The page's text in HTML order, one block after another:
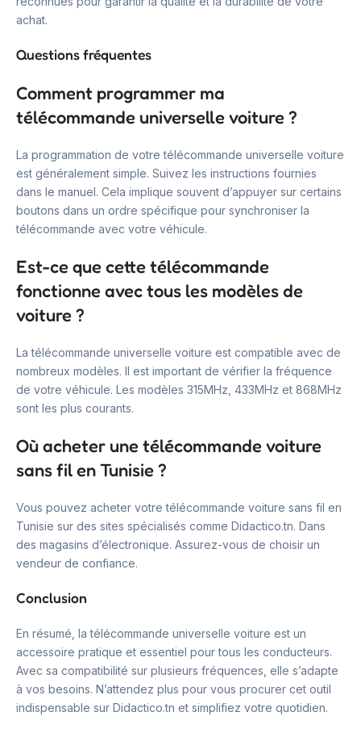
achat.
Questions fréquentes
Comment programmer ma
télécommande universelle voiture ?
La programmation de votre télécommande universelle voiture
est généralement simple. Suivez les instructions fournies
dans le manuel. Cela implique souvent d’appuyer sur certains
boutons dans un ordre spécifique pour synchroniser la
télécommande avec votre véhicule.
Est-ce que cette télécommande
fonctionne avec tous les modèles de
voiture ?
La télécommande universelle voiture est compatible avec de
nombreux modèles. Il est important de vérifier la fréquence
de votre véhicule. Les modèles 315MHz, 433MHz et 868MHz
sont les plus courants.
Où acheter une télécommande voiture
sans fil en Tunisie ?
Vous pouvez acheter votre télécommande voiture sans fil en
Tunisie sur des sites spécialisés comme Didactico.tn. Dans
des magasins d’électronique. Assurez-vous de choisir un
vendeur de confiance.
Conclusion
En résumé, la télécommande universelle voiture est un
accessoire pratique et essentiel pour tous les conducteurs.
Avec sa compatibilité sur plusieurs fréquences, elle s’adapte
à vos besoins. N’attendez plus pour vous procurer cet outil
indispensable sur Didactico.tn et simplifiez votre quotidien.